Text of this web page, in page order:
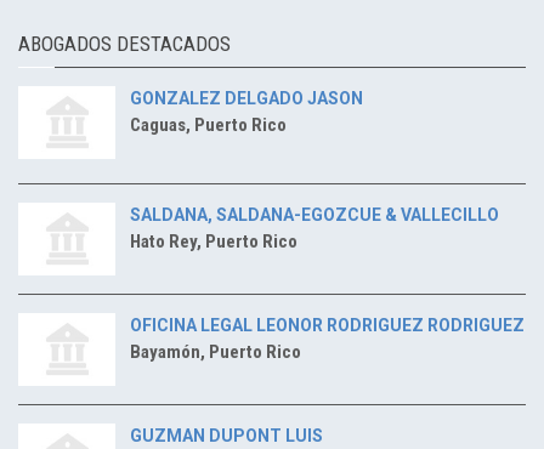
ABOGADOS DESTACADOS
GONZALEZ DELGADO JASON
Caguas, Puerto Rico
SALDANA, SALDANA-EGOZCUE & VALLECILLO
Hato Rey, Puerto Rico
OFICINA LEGAL LEONOR RODRIGUEZ RODRIGUEZ
Bayamón, Puerto Rico
GUZMAN DUPONT LUIS